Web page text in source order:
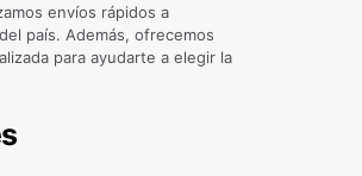
envíos rápidos a
país. Además, ofrecemos
para ayudarte a elegir la